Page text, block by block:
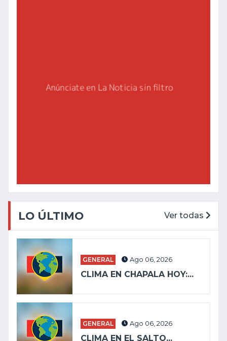
LO ÚLTIMO Ver todas
GENERAL Ago 06, 2026
CLIMA EN CHAPALA HOY:...
GENERAL Ago 06, 2026
CLIMA EN EL SALTO...